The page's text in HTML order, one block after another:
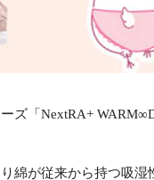
ズ「NextRA+
綿が従来から持つ吸湿